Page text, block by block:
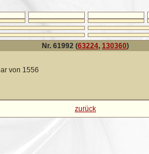
Nr. 61992 (63224, 130360)
von 1556
zurück